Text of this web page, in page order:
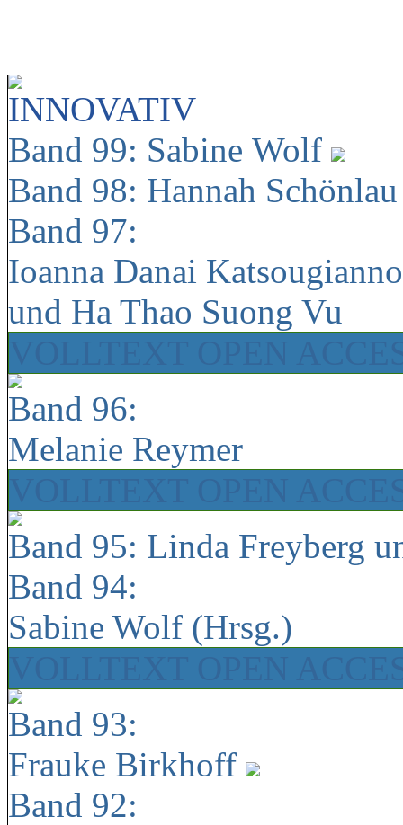
INNOVATIV
Band 99: Sabine Wolf
Band 98: Hannah
Band 97:
Ioanna Danai
und Ha Thao Suong Vu
Band 96:
Melanie Reymer
Band 95: Linda Freyberg
Band 94:
Sabine Wolf (Hrsg.)
Band 93:
Frauke Birkhoff
Band 92: